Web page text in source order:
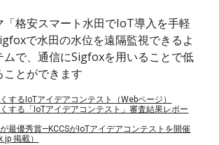
「格安スマート水田でIoT導入を手軽
で水田の水位を遠隔監視できるよ
ムで、通信にSigfoxを用いることで低
ことができます
するIoTアイデアコンテスト（Webページ）
する「IoTアイデアコンテスト」審査結果レポー
最優秀賞—KCCSがIoTアイデアコンテストを開催
掲載）